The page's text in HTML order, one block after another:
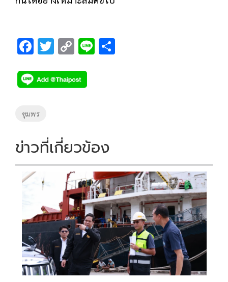
F
e
b
o
k
T
tt
er
C
p
y
k
Li
Tags
ชุมพร
ข่าวที่เกี่ยวข้อง